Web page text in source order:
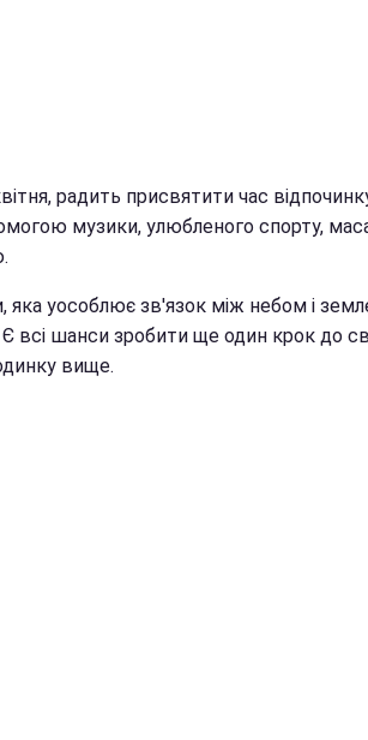
радить присвятити час
музики, улюбленого спорту,
яка уособлює зв'язок між небом і
всі шанси зробити ще один крок до
вище.